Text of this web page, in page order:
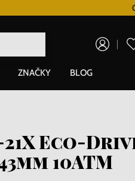
ZNAČKY BLOG
Eco-
10ATM